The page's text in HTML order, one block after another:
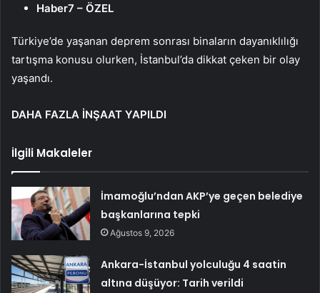
Haber7 – ÖZEL
Türkiye’de yaşanan deprem sonrası binaların dayanıklılığı
tartışma konusu olurken, İstanbul’da dikkat çeken bir olay
yaşandı.
DAHA FAZLA İNŞAAT YAPILDI
İlgili Makaleler
İmamoğlu’ndan AKP’ye geçen belediye
başkanlarına tepki
Ağustos 9, 2026
Ankara-İstanbul yolculuğu 4 saatin
altına düşüyor: Tarih verildi